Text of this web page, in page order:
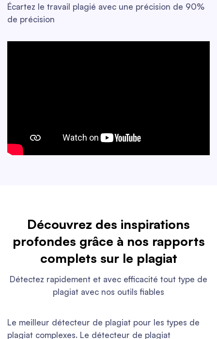
Écartez le travail plagié avec une précision de 90%
de précision
Découvrez des inspirations
profondes grâce à nos rapports
complets sur le plagiat
Détectez rapidement et avec efficacité tout type de
plagiat avec nos outils fiables
Le meilleur détecteur de plagiat pour les types de
plagiat complexes. Le détecteur de plagiat